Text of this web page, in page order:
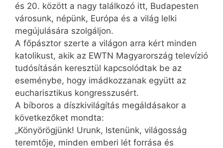
és 20. között a nagy találkozó itt, Budapesten
városunk, népünk, Európa és a világ lelki
megújulására szolgáljon.
A főpásztor szerte a világon arra kért minden
katolikust, akik az EWTN Magyarország televízió
tudósításán keresztül kapcsolódtak be az
eseménybe, hogy imádkozzanak együtt az
eucharisztikus kongresszusért.
A bíboros a díszkivilágítás megáldásakor a
következőket mondta:
„Könyörögjünk! Urunk, Istenünk, világosság
teremtője, minden emberi lét forrása és